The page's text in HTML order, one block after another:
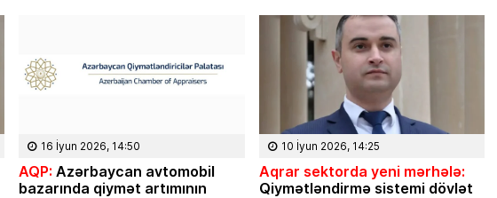
16 İyun 2026, 14:50
AQP: Azərbaycan avtomobil
bazarında qiymət artımının
10 İyun 2026, 14:25
Aqrar sektorda yeni mərhələ:
Qiymətləndirmə sistemi dövlət
08 Fevral 2024, 15:32
Rəsmiyyə Sabir poeziyası –
Ayıq Səmədovun
təqdimatında